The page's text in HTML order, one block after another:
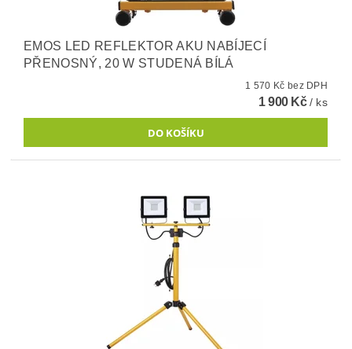
EMOS LED REFLEKTOR AKU NABÍJECÍ
PŘENOSNÝ, 20 W STUDENÁ BÍLÁ
1 570 Kč bez DPH
1 900 Kč/ ks